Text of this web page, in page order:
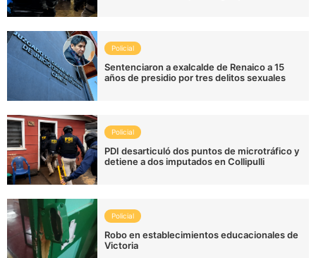
Policial
Sentenciaron a exalcalde de Renaico a 15
años de presidio por tres delitos sexuales
Policial
PDI desarticuló dos puntos de microtráfico y
detiene a dos imputados en Collipulli
Policial
Robo en establecimientos educacionales de
Victoria